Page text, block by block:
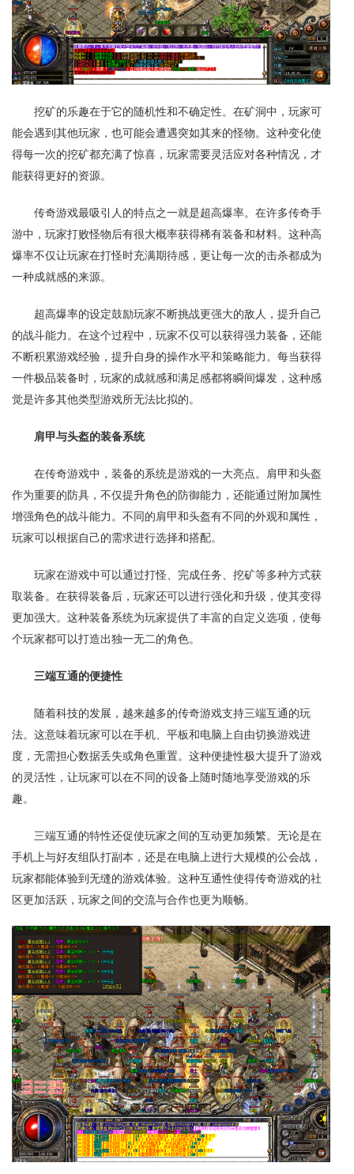
挖矿的乐趣在于它的随机性和不确定性。在矿洞中，玩家可
能会遇到其他玩家，也可能会遭遇突如其来的怪物。这种变化使
得每一次的挖矿都充满了惊喜，玩家需要灵活应对各种情况，才
能获得更好的资源。
传奇游戏最吸引人的特点之一就是超高爆率。在许多传奇手
游中，玩家打败怪物后有很大概率获得稀有装备和材料。这种高
爆率不仅让玩家在打怪时充满期待感，更让每一次的击杀都成为
一种成就感的来源。
超高爆率的设定鼓励玩家不断挑战更强大的敌人，提升自己
的战斗能力。在这个过程中，玩家不仅可以获得强力装备，还能
不断积累游戏经验，提升自身的操作水平和策略能力。每当获得
一件极品装备时，玩家的成就感和满足感都将瞬间爆发，这种感
觉是许多其他类型游戏所无法比拟的。
肩甲与头盔的装备系统
在传奇游戏中，装备的系统是游戏的一大亮点。肩甲和头盔
作为重要的防具，不仅提升角色的防御能力，还能通过附加属性
增强角色的战斗能力。不同的肩甲和头盔有不同的外观和属性，
玩家可以根据自己的需求进行选择和搭配。
玩家在游戏中可以通过打怪、完成任务、挖矿等多种方式获
取装备。在获得装备后，玩家还可以进行强化和升级，使其变得
更加强大。这种装备系统为玩家提供了丰富的自定义选项，使每
个玩家都可以打造出独一无二的角色。
三端互通的便捷性
随着科技的发展，越来越多的传奇游戏支持三端互通的玩
法。这意味着玩家可以在手机、平板和电脑上自由切换游戏进
度，无需担心数据丢失或角色重置。这种便捷性极大提升了游戏
的灵活性，让玩家可以在不同的设备上随时随地享受游戏的乐
趣。
三端互通的特性还促使玩家之间的互动更加频繁。无论是在
手机上与好友组队打副本，还是在电脑上进行大规模的公会战，
玩家都能体验到无缝的游戏体验。这种互通性使得传奇游戏的社
区更加活跃，玩家之间的交流与合作也更为顺畅。